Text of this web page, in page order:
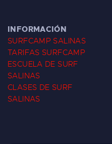
INFORMACIÓN
SURFCAMP SALINAS
TARIFAS SURFCAMP
ESCUELA DE SURF
SALINAS
CLASES DE SURF
SALINAS